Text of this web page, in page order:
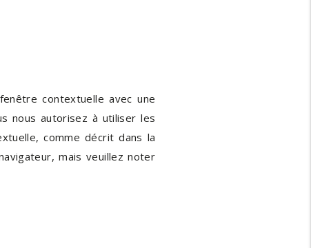
contextuelle avec une
nous autorisez à utiliser les
comme décrit dans la
mais veuillez noter